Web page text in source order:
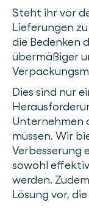
Steht ihr vor
Lieferungen
die Bedenken
übermäßiger
Dies sind nur
Unternehmen
müssen. Wir
Verbesserung
sowohl
werden.
Lösung vor,